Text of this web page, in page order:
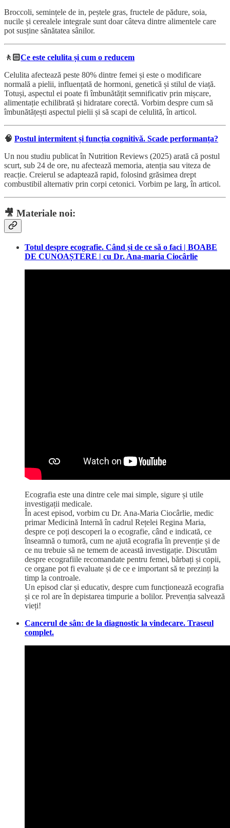
Broccoli, semințele de in, peștele gras, fructele de pădure, soia,
nucile și cerealele integrale sunt doar câteva dintre alimentele care
pot susține sănătatea sânilor.
🚶🏻Ce este celulita și cum o reducem
Celulita afectează peste 80% dintre femei și este o modificare
normală a pielii, influențată de hormoni, genetică și stilul de viață.
Totuși, aspectul ei poate fi îmbunătățit semnificativ prin mișcare,
alimentație echilibrată și hidratare corectă. Vorbim despre cum să
îmbunătățești aspectul pielii și să scapi de celulită, în articol.
🧠 Postul intermitent și funcția cognitivă. Scade performanța?
Un nou studiu publicat în Nutrition Reviews (2025) arată că postul
scurt, sub 24 de ore, nu afectează memoria, atenția sau viteza de
reacție. Creierul se adaptează rapid, folosind grăsimea drept
combustibil alternativ prin corpi cetonici. Vorbim pe larg, în articol.
🎥 Materiale noi:
Totul despre ecografie. Când și de ce să o faci | BOABE
DE CUNOAȘTERE | cu Dr. Ana-maria Ciocârlie
Ecografia este una dintre cele mai simple, sigure și utile
investigații medicale.
În acest episod, vorbim cu Dr. Ana-Maria Ciocârlie, medic
primar Medicină Internă în cadrul Rețelei Regina Maria,
despre ce poți descoperi la o ecografie, când e indicată, ce
înseamnă o tumoră, cum ne ajută ecografia în prevenție și de
ce nu trebuie să ne temem de această investigație. Discutăm
despre ecografiile recomandate pentru femei, bărbați și copii,
ce organe pot fi evaluate și de ce e important să te prezinți la
timp la controale.
Un episod clar și educativ, despre cum funcționează ecografia
și ce rol are în depistarea timpurie a bolilor. Prevenția salvează
vieți!
Cancerul de sân: de la diagnostic la vindecare. Traseul
complet.